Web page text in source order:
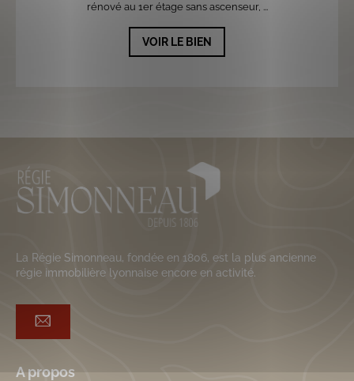
rénové au 1er étage sans ascenseur, ...
VOIR LE BIEN
La Régie Simonneau, fondée en 1806, est la plus ancienne
régie immobilière lyonnaise encore en activité.
A propos